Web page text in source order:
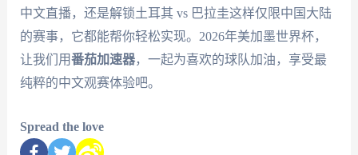
中文直播，还是解锁土耳其 vs 巴拉圭这样仅限中国大陆
的赛事，它都能帮你轻松实现。2026年美加墨世界杯，
让我们用番茄加速器，一起为喜欢的球队加油，享受最
纯粹的中文观赛体验吧。
Spread the love